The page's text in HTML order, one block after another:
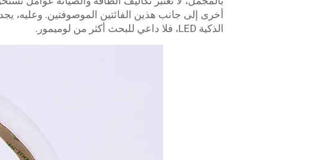
أخرى إلى جانب هذين الفائتين الموصوفتين. وعليه،
الذكية LED، فلا داعي للبحث أكثر من لوميمور.